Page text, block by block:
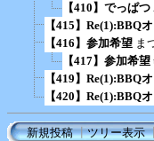
【410】でっぱつ
【415】Re(1):BBQ
【416】参加希望 ま
【417】参加希望
【419】Re(1):BBQ
【420】Re(1):BBQ
新規投稿┃ツリー表示